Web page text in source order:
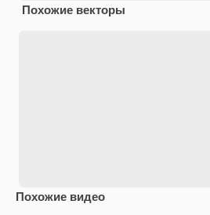
Похожие векторы
Похожие видео